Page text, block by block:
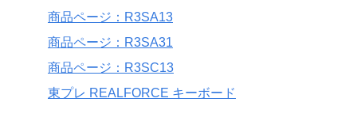
商品ページ：R3SA13
商品ページ：R3SA31
商品ページ：R3SC13
東プレ REALFORCE キーボード